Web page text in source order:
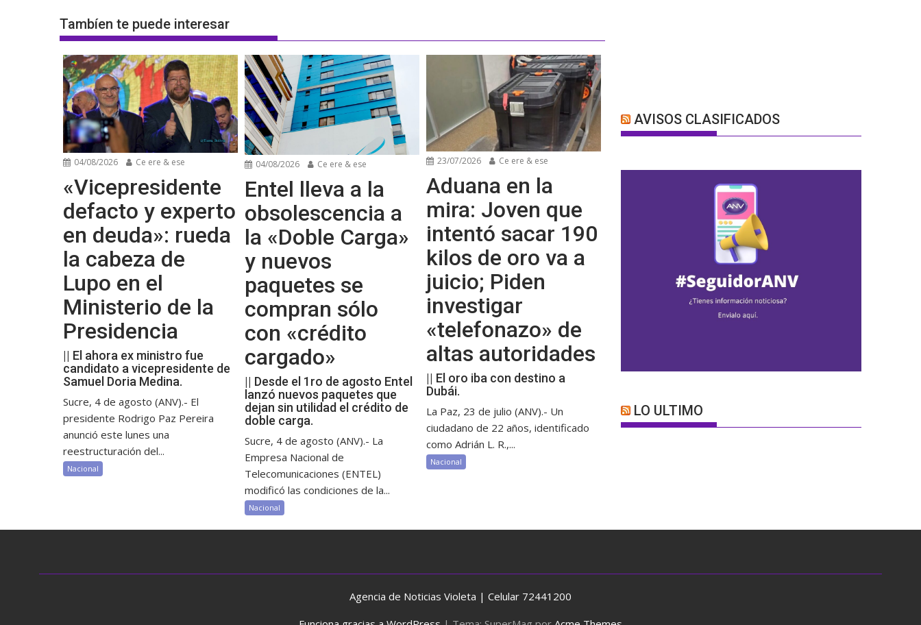
Tambíen te puede interesar
04/08/2026 Ce ere & ese
«Vicepresidente
defacto y experto
en deuda»: rueda
la cabeza de
Lupo en el
Ministerio de la
Presidencia
|| El ahora ex ministro fue
candidato a vicepresidente de
Samuel Doria Medina.
Sucre, 4 de agosto (ANV).- El
presidente Rodrigo Paz Pereira
anunció este lunes una
reestructuración del...
Nacional
04/08/2026 Ce ere & ese
Entel lleva a la
obsolescencia a
la «Doble Carga»
y nuevos
paquetes se
compran sólo
con «crédito
cargado»
|| Desde el 1ro de agosto Entel
lanzó nuevos paquetes que
dejan sin utilidad el crédito de
doble carga.
Sucre, 4 de agosto (ANV).- La
Empresa Nacional de
Telecomunicaciones (ENTEL)
modificó las condiciones de la...
Nacional
23/07/2026 Ce ere & ese
Aduana en la
mira: Joven que
intentó sacar 190
kilos de oro va a
juicio; Piden
investigar
«telefonazo» de
altas autoridades
|| El oro iba con destino a
Dubái.
La Paz, 23 de julio (ANV).- Un
ciudadano de 22 años, identificado
como Adrián L. R.,...
Nacional
AVISOS CLASIFICADOS
LO ULTIMO
Agencia de Noticias Violeta | Celular 72441200